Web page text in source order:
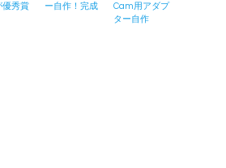
優秀賞
ー自作！完成
Cam用アダプ
ター自作